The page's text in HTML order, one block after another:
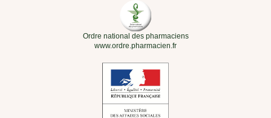
Ordre national des pharmaciens
www.ordre.pharmacien.fr